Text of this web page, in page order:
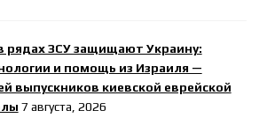
рядах ЗСУ защищают Украину:
и помощь из Израиля —
выпускников киевской еврейской
7 августа, 2026